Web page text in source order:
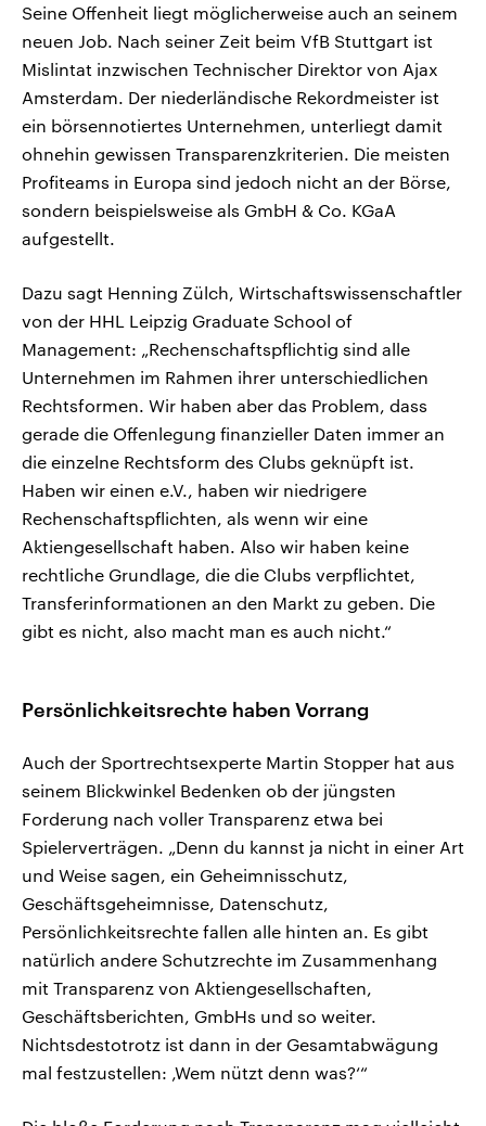
Seine Offenheit liegt möglicherweise auch an seinem
neuen Job. Nach seiner Zeit beim VfB Stuttgart ist
Mislintat inzwischen Technischer Direktor von Ajax
Amsterdam. Der niederländische Rekordmeister ist
ein börsennotiertes Unternehmen, unterliegt damit
ohnehin gewissen Transparenzkriterien. Die meisten
Profiteams in Europa sind jedoch nicht an der Börse,
sondern beispielsweise als GmbH & Co. KGaA
aufgestellt.
Dazu sagt Henning Zülch, Wirtschaftswissenschaftler
von der HHL Leipzig Graduate School of
Management: „Rechenschaftspflichtig sind alle
Unternehmen im Rahmen ihrer unterschiedlichen
Rechtsformen. Wir haben aber das Problem, dass
gerade die Offenlegung finanzieller Daten immer an
die einzelne Rechtsform des Clubs geknüpft ist.
Haben wir einen e.V., haben wir niedrigere
Rechenschaftspflichten, als wenn wir eine
Aktiengesellschaft haben. Also wir haben keine
rechtliche Grundlage, die die Clubs verpflichtet,
Transferinformationen an den Markt zu geben. Die
gibt es nicht, also macht man es auch nicht.“
Persönlichkeitsrechte haben Vorrang
Auch der Sportrechtsexperte Martin Stopper hat aus
seinem Blickwinkel Bedenken ob der jüngsten
Forderung nach voller Transparenz etwa bei
Spielerverträgen. „Denn du kannst ja nicht in einer Art
und Weise sagen, ein Geheimnisschutz,
Geschäftsgeheimnisse, Datenschutz,
Persönlichkeitsrechte fallen alle hinten an. Es gibt
natürlich andere Schutzrechte im Zusammenhang
mit Transparenz von Aktiengesellschaften,
Geschäftsberichten, GmbHs und so weiter.
Nichtsdestotrotz ist dann in der Gesamtabwägung
mal festzustellen: ‚Wem nützt denn was?‘“